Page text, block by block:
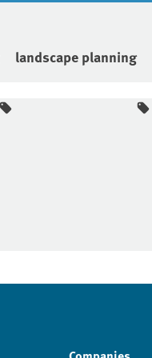
landscape planning